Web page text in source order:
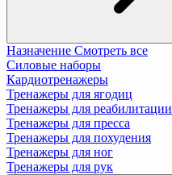
Назначение Смотреть все
Силовые наборы
Кардиотренажеры
Тренажеры для ягодиц
Тренажеры для реабилитации
Тренажеры для пресса
Тренажеры для похудения
Тренажеры для ног
Тренажеры для рук